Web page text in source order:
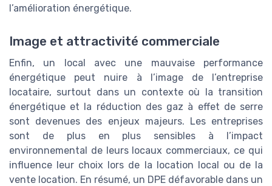
l’amélioration énergétique.
Image et attractivité commerciale
Enfin, un local avec une mauvaise performance
énergétique peut nuire à l’image de l’entreprise
locataire, surtout dans un contexte où la transition
énergétique et la réduction des gaz à effet de serre
sont devenues des enjeux majeurs. Les entreprises
sont de plus en plus sensibles à l’impact
environnemental de leurs locaux commerciaux, ce qui
influence leur choix lors de la location local ou de la
vente location. En résumé, un DPE défavorable dans un